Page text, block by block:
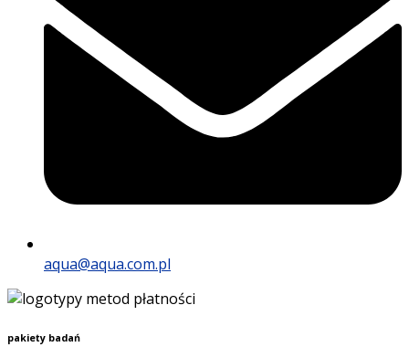
aqua@aqua.com.pl
pakiety badań